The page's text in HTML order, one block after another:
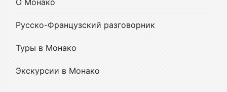
О Монако
Русско-Французский разговорник
Туры в Монако
Экскурсии в Монако